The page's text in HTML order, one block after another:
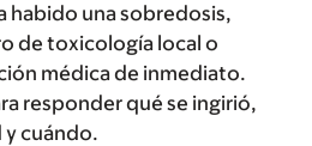
habido una sobredosis,
de toxicología local o
médica de inmediato.
responder qué se ingirió,
cuándo.